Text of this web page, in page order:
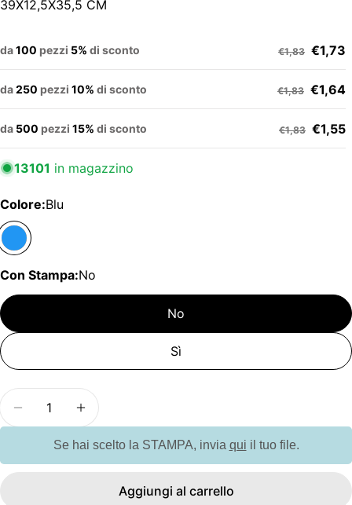
39X12,5X35,5 CM
da100 pezzi 5% di sconto €1,83 €1,73
da250 pezzi 10% di sconto €1,83 €1,64
da 500 pezzi 15% di sconto €1,83 €1,55
13101 in magazzino
Colore:Blu
Con Stampa:No
No
Sì
Diminuisci la quantità per GC6540 Shopper o
Aumenta la quantità per GC6540
Se hai scelto la STAMPA, invia qui il tuo file.
Aggiungi al carrello